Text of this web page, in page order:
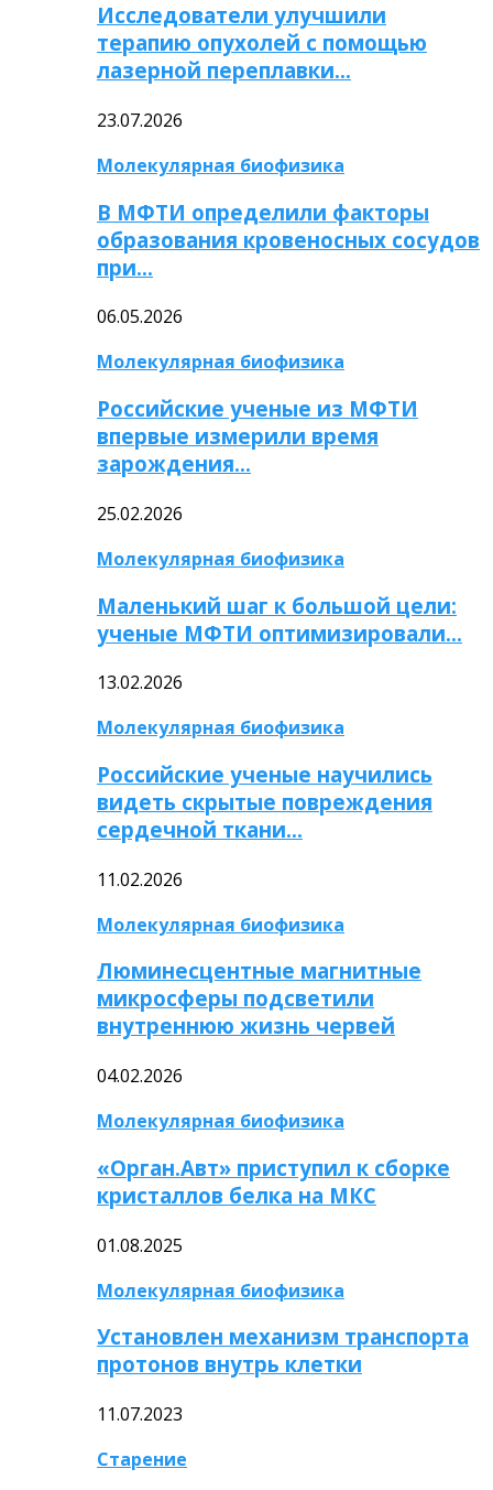
Исследователи улучшили
терапию опухолей с помощью
лазерной переплавки…
23.07.2026
Молекулярная биофизика
В МФТИ определили факторы
образования кровеносных сосудов
при…
06.05.2026
Молекулярная биофизика
Российские ученые из МФТИ
впервые измерили время
зарождения…
25.02.2026
Молекулярная биофизика
Маленький шаг к большой цели:
ученые МФТИ оптимизировали…
13.02.2026
Молекулярная биофизика
Российские ученые научились
видеть скрытые повреждения
сердечной ткани…
11.02.2026
Молекулярная биофизика
Люминесцентные магнитные
микросферы подсветили
внутреннюю жизнь червей
04.02.2026
Молекулярная биофизика
«Орган.Авт» приступил к сборке
кристаллов белка на МКС
01.08.2025
Молекулярная биофизика
Установлен механизм транспорта
протонов внутрь клетки
11.07.2023
Старение